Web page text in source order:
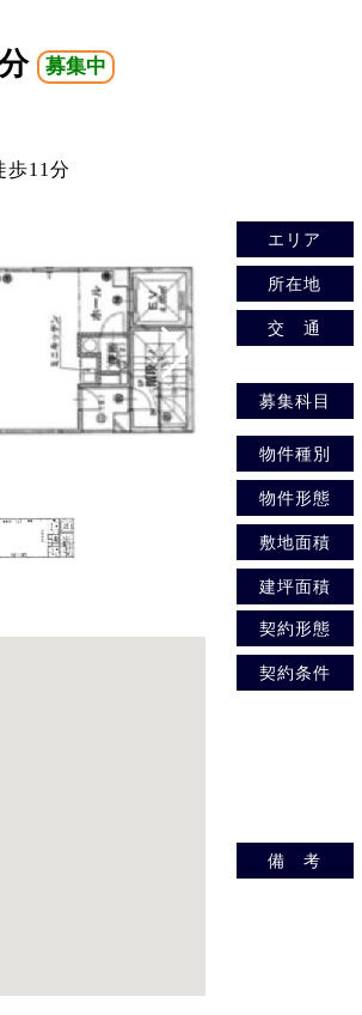
募集中
歩11分
エリア
所在地
交 通
募集科目
物件種別
物件形態
敷地面積
建坪面積
契約形態
契約条件
備 考